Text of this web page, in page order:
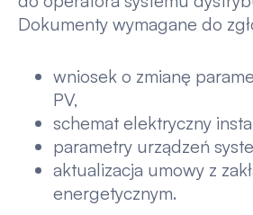
Dokumenty wymagane do
wniosek o zmianę
PV,
schemat elektryczny
parametry urządzeń
aktualizacja umowy z
energetycznym.